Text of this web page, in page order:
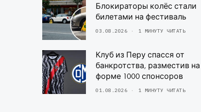
Блокираторы колёс стали
билетами на фестиваль
03.08.2026 1 МИНУТУ ЧИТАТЬ
Клуб из Перу спасся от
банкротства, разместив на
форме 1000 спонсоров
01.08.2026 1 МИНУТУ ЧИТАТЬ